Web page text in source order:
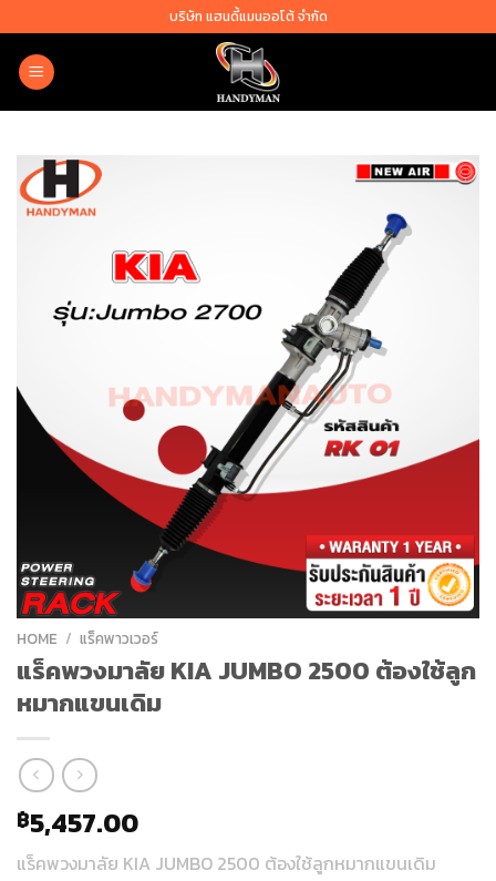
to
content
บริษัท แฮนดี้แมนออโต้ จำกัด
HOME / แร็คพาวเวอร์
แร็คพวงมาลัย KIA JUMBO 2500 ต้องใช้ลูก
หมากแขนเดิม
฿5,457.00
แร็คพวงมาลัย KIA JUMBO 2500 ต้องใช้ลูกหมากแขนเดิม